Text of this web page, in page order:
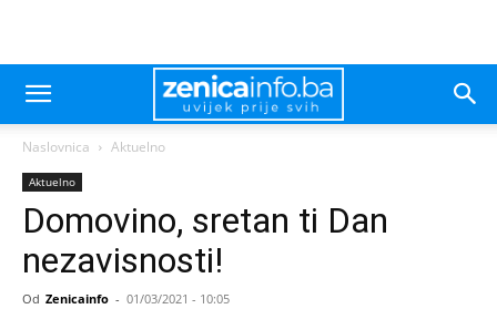
Naslovnica Aktuelno
Aktuelno
Domovino, sretan ti Dan
nezavisnosti!
Od Zenicainfo - 01/03/2021 - 10:05